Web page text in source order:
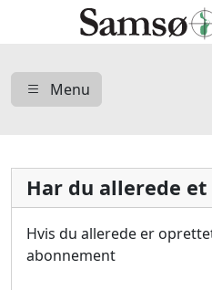
Menu
Har du allerede
Hvis du allerede er
abonnement